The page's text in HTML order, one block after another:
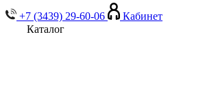
+7 (3439) 29-60-06
Кабинет
Каталог